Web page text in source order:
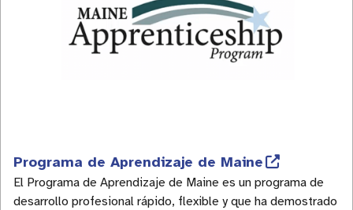
Programa de Aprendizaje de Maine
El Programa de Aprendizaje de Maine es un programa de
desarrollo profesional rápido, flexible y que ha demostrado